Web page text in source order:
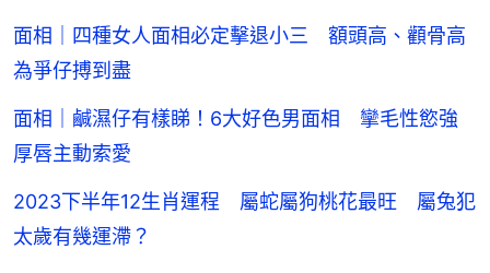
面相｜四種女人面相必定擊退小三 額頭高、顴骨高
為爭仔搏到盡
面相｜鹹濕仔有樣睇！6大好色男面相 攣毛性慾強
厚唇主動索愛
2023下半年12生肖運程 屬蛇屬狗桃花最旺 屬兔犯
太歲有幾運滯？